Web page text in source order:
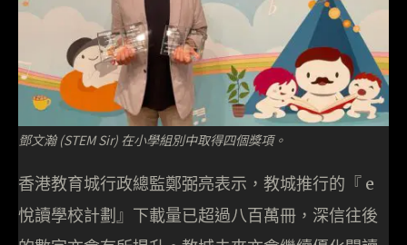
鄧文瀚 (STEM Sir) 在小學組別中取得四個獎項。
香港教育城行政總監鄭弼亮表示，教城推行的『 e
悅讀學校計劃』下載量已超過八百萬冊，深信往後